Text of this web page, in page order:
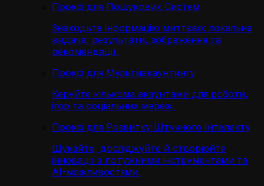
Проксі для Пошукових Систем
Знаходьте інформацію миттєво: локальна
видача, результати, зображення та
рекомендації.
Проксі для Мультиакаунтингу
Керуйте кількома акаунтами для роботи,
ігор та соціальних мереж.
Проксі для Розвитку Штучного Інтелекту
Шукайте, досліджуйте й створюйте
інновації з потужними інструментами та
AI-можливостями.